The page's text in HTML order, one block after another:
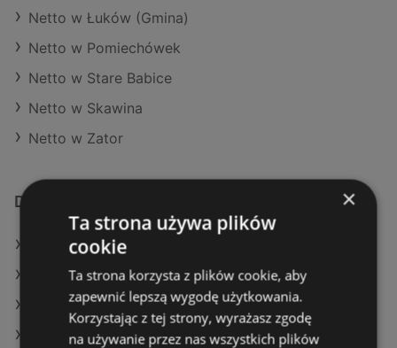
Netto w Łuków (Gmina)
Netto w Pomiechówek
Netto w Stare Babice
Netto w Skawina
Netto w Zator
Dodatkowe łącza
Oferty Netto
Oferty Eurocash
Oferty Gram Market
Aktualne gazetki Action
×
Ta strona używa plików
cookie
Ta strona korzysta z plików cookie, aby
zapewnić lepszą wygodę użytkowania.
Korzystając z tej strony, wyrażasz zgodę
na używanie przez nas wszystkich plików